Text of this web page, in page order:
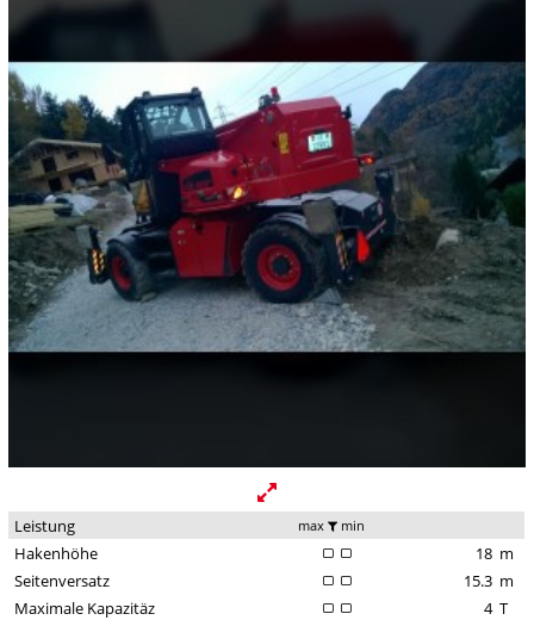
Leistung max min
Hakenhöhe 18 m
Seitenversatz
15.3 m
Maximale Kapazitäz
4 T